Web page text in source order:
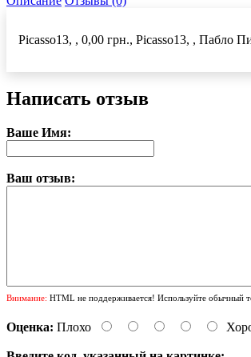
Picasso13, , 0,00 грн., Picasso13, , Пабло
Написать отзыв
Ваше Имя:
Ваш отзыв:
Внимание: HTML не поддерживается! Используйте обычный
Оценка: Плохо